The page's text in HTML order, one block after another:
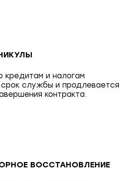
кредитам и налогам
службы и продлевается
контракта.
ВОССТАНОВЛЕНИЕ